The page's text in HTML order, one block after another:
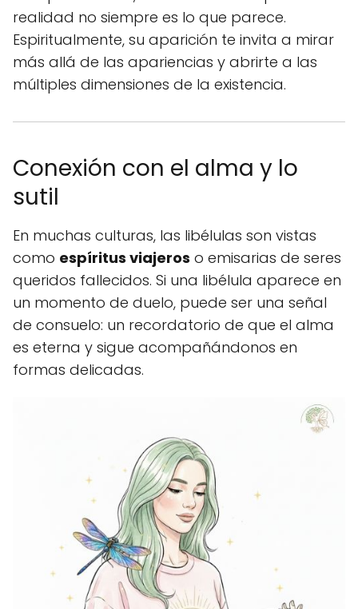
realidad no siempre es lo que parece.
Espiritualmente, su aparición te invita a mirar
más allá de las apariencias y abrirte a las
múltiples dimensiones de la existencia.
Conexión con el alma y lo
sutil
En muchas culturas, las libélulas son vistas
como espíritus viajeros o emisarias de seres
queridos fallecidos. Si una libélula aparece en
un momento de duelo, puede ser una señal
de consuelo: un recordatorio de que el alma
es eterna y sigue acompañándonos en
formas delicadas.